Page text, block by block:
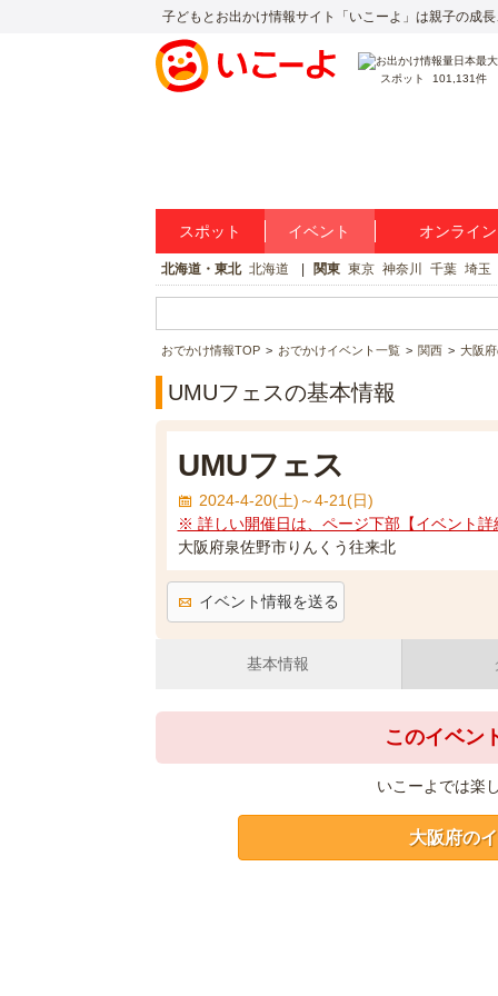
子どもとお出かけ情報サイト「いこーよ」は親子の成長
スポット 101,131件
スポット イベント オンライ
北海道・東北 北海道 関東 東京 神奈川 千葉 埼玉
おでかけ情報TOP おでかけイベント一覧 関西 大阪
UMUフェスの基本情報
UMUフェス
2024-4-20(土)～4-21(日)
※ 詳しい開催日は、ページ下部【イベント詳
大阪府泉佐野市りんくう往来北
イベント情報を送る
基本情報
このイベン
いこーよでは楽
大阪府の